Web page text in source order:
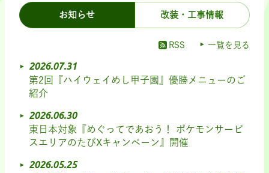
お知らせ 改装・工事情報
RSS 一覧を見る
2026.07.31
第2回『ハイウェイめし甲子園』優勝メニューのご
紹介
2026.06.30
東日本対象『めぐってであおう！ ポケモンサービ
スエリアのたびXキャンペーン』開催
2026.05.25